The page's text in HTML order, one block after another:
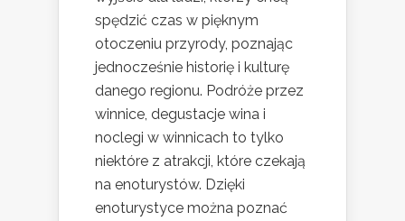
spędzić czas w pięknym
otoczeniu przyrody, poznając
jednocześnie historię i kulturę
danego regionu. Podróże przez
winnice, degustacje wina i
noclegi w winnicach to tylko
niektóre z atrakcji, które czekają
na enoturystów. Dzięki
enoturystyce można poznać